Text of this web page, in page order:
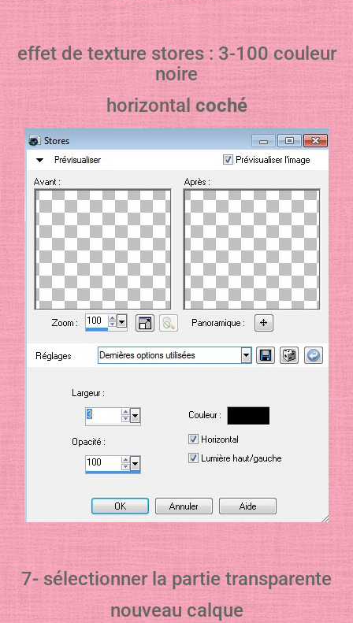
effet de texture stores : 3-100 couleur
noire
horizontal coché
7- sélectionner la partie transparente
nouveau calque